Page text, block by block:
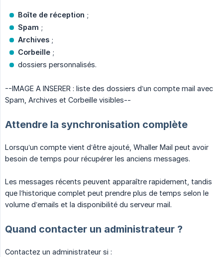
Boîte de réception ;
Spam ;
Archives ;
Corbeille ;
dossiers personnalisés.
--IMAGE A INSERER : liste des dossiers d’un compte mail avec
Spam, Archives et Corbeille visibles--
Attendre la synchronisation complète
Lorsqu’un compte vient d’être ajouté, Whaller Mail peut avoir
besoin de temps pour récupérer les anciens messages.
Les messages récents peuvent apparaître rapidement, tandis
que l’historique complet peut prendre plus de temps selon le
volume d’emails et la disponibilité du serveur mail.
Quand contacter un administrateur ?
Contactez un administrateur si :